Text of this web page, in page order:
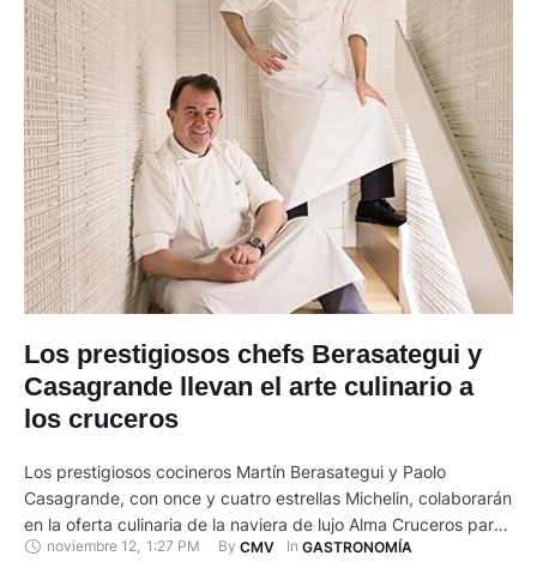
Los prestigiosos chefs Berasategui y
Casagrande llevan el arte culinario a
los cruceros
Los prestigiosos cocineros Martín Berasategui y Paolo
Casagrande, con once y cuatro estrellas Michelin, colaborarán
en la oferta culinaria de la naviera de lujo Alma Cruceros para
diseñar los conceptos gastronómicos, los menús y "cada
noviembre 12, 1:27 PM By CMV In GASTRONOMÍA